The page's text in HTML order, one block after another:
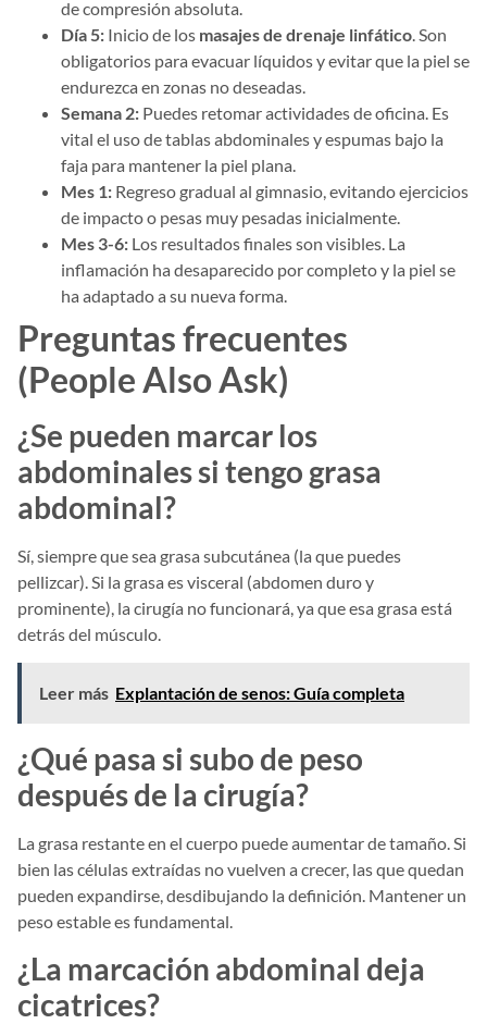
de compresión absoluta.
Día 5: Inicio de los masajes de drenaje linfático. Son
obligatorios para evacuar líquidos y evitar que la piel se
endurezca en zonas no deseadas.
Semana 2: Puedes retomar actividades de oficina. Es
vital el uso de tablas abdominales y espumas bajo la
faja para mantener la piel plana.
Mes 1: Regreso gradual al gimnasio, evitando ejercicios
de impacto o pesas muy pesadas inicialmente.
Mes 3-6: Los resultados finales son visibles. La
inflamación ha desaparecido por completo y la piel se
ha adaptado a su nueva forma.
Preguntas frecuentes
(People Also Ask)
¿Se pueden marcar los
abdominales si tengo grasa
abdominal?
Sí, siempre que sea grasa subcutánea (la que puedes
pellizcar). Si la grasa es visceral (abdomen duro y
prominente), la cirugía no funcionará, ya que esa grasa está
detrás del músculo.
Leer más Explantación de senos: Guía completa
¿Qué pasa si subo de peso
después de la cirugía?
La grasa restante en el cuerpo puede aumentar de tamaño. Si
bien las células extraídas no vuelven a crecer, las que quedan
pueden expandirse, desdibujando la definición. Mantener un
peso estable es fundamental.
¿La marcación abdominal deja
cicatrices?